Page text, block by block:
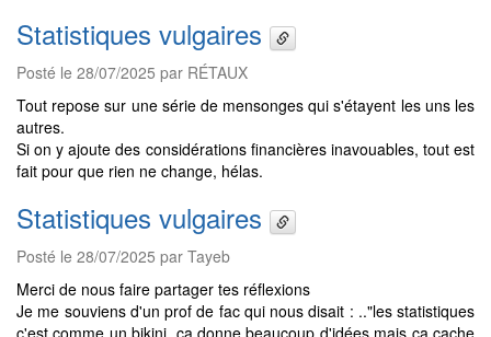
Statistiques vulgaires
Posté le 28/07/2025 par RÉTAUX
Tout repose sur une série de mensonges qui s'étayent les uns les
autres.
Si on y ajoute des considérations financières inavouables, tout est
fait pour que rien ne change, hélas.
Statistiques vulgaires
Posté le 28/07/2025 par Tayeb
Merci de nous faire partager tes réflexions
Je me souviens d'un prof de fac qui nous disait : .."les statistiques
c'est comme un bikini, ça donne beaucoup d'idées mais ça cache